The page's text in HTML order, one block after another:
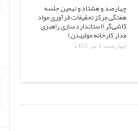
چهارصد و هشتاد و نهمین جلسه
هفتگی مرکز تحقیقات فرآوری مواد
کاشی‌گر (استانداردسازی راهبری
مدار کارخانه مولیبدن)
چهارشنبه 3 تیر 1405